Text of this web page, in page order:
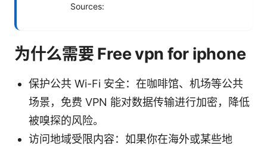
Sources:
为什么需要 Free vpn for iphone
保护公共 Wi-Fi 安全：在咖啡馆、机场等公共
场景，免费 VPN 能对数据传输进行加密，降低
被嗅探的风险。
访问地域受限内容：如果你在海外或某些地